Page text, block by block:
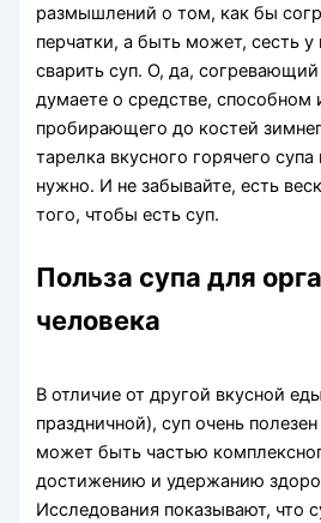
размышлений о том, как бы
перчатки, а быть может, сесть
сварить суп. О, да,
думаете о средстве, способном
пробирающего до костей
тарелка вкусного горячего супа
нужно. И не забывайте, есть
того, чтобы есть суп.
Польза супа для
человека
В отличие от другой вкусной
праздничной), суп очень
может быть частью
достижению и удержанию
Исследования показывают, что